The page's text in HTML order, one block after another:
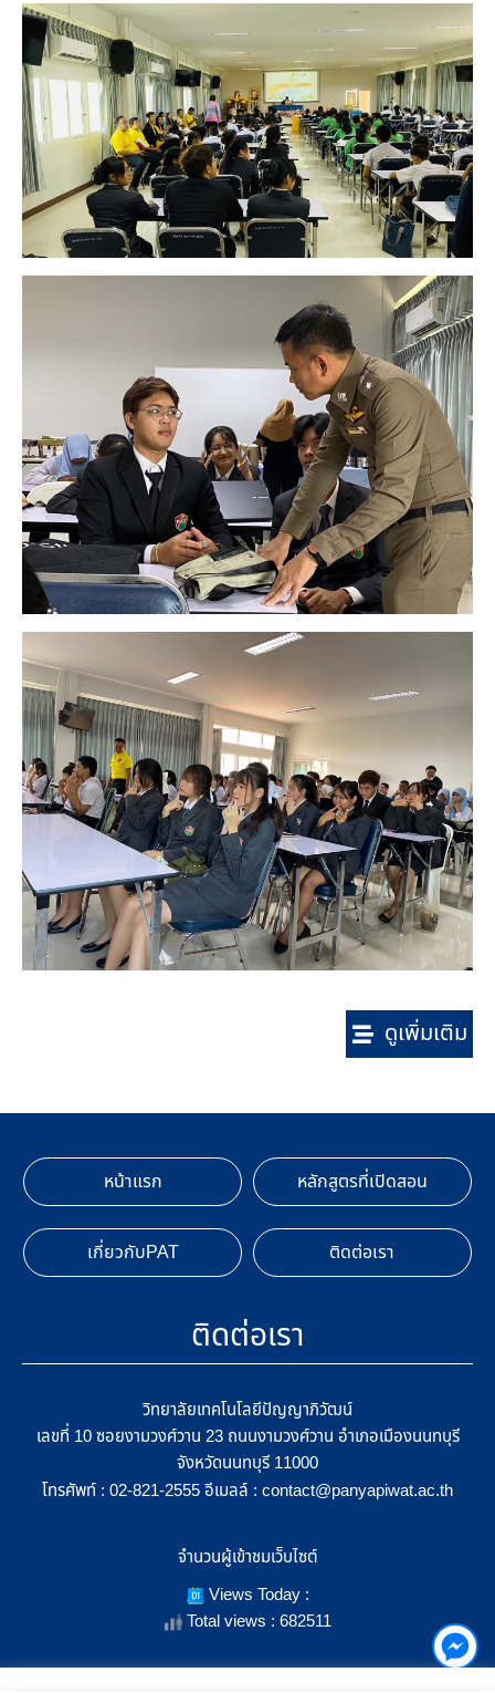
ดูเพิ่มเติม
หน้าแรก หลักสูตรที่เปิดสอน
เกี่ยวกับPAT ติดต่อเรา
ติดต่อเรา
วิทยาลัยเทคโนโลยีปัญญาภิวัฒน์
เลขที่ 10 ซอยงามวงศ์วาน 23 ถนนงามวงศ์วาน อำเภอเมืองนนทบุรี
จังหวัดนนทบุรี 11000
โทรศัพท์ : 02-821-2555 อีเมลล์ : contact@panyapiwat.ac.th
จำนวนผู้เข้าชมเว็บไซต์
Views Today :
Total views : 682511